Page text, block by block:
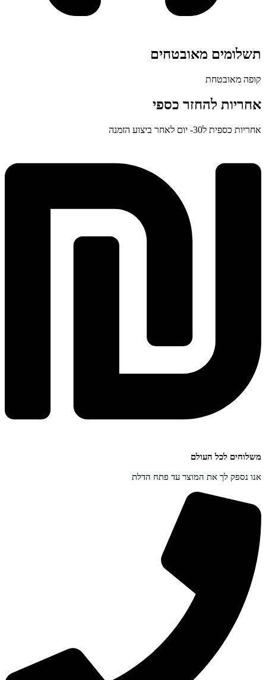
מאובטחים
מאובטחת
להחזר כספי
ל30- יום לאחר ביצוע הזמנה
לכל העולם
לך את המוצר עד פתח הדלת